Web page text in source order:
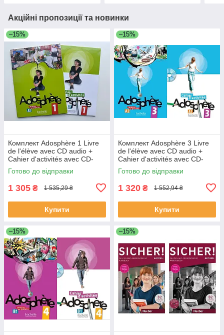
Акційні пропозиції та новинки
–15%
Комплект Adosphère 1 Livre
de l'élève avec CD audio +
Cahier d'activités avec CD-
ROM (оригинал)
Готово до відправки
1 305 ₴ 1 535,29 ₴
Купити
–15%
Комплект Adosphère 3 Livre
de l'élève avec CD audio +
Cahier d'activités avec CD-
ROM (оригинал)
Готово до відправки
1 320 ₴ 1 552,94 ₴
Купити
–15% –15%